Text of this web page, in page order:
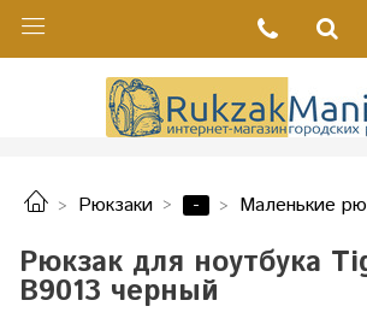
Рюкзаки - Маленькие
Рюкзак для ноутбука
B9013 черный